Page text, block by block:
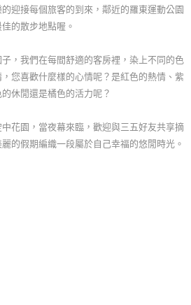
迎接每個旅客的到來，鄰近的羅東運動公園
的散步地點喔。
，我們在每間舒適的客房裡，染上不同的色
您喜歡什麼樣的心情呢？是紅色的熱情、紫
休閒還是橘色的活力呢？
中花園，當夜幕來臨，歡迎與三五好友共享摘
的假期編織一段屬於自己幸福的悠閒時光。